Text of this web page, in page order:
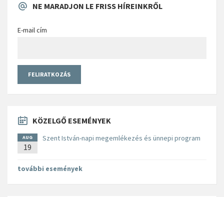
NE MARADJON LE FRISS HÍREINKRŐL
E-mail cím
KÖZELGŐ ESEMÉNYEK
AUG
19
Szent István-napi megemlékezés és ünnepi program
további események